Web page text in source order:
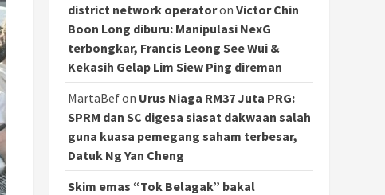
district network operatoron Victor Chin
Boon Long diburu: Manipulasi NexG
terbongkar, Francis Leong See Wui &
Kekasih Gelap Lim Siew Ping direman
MartaBefon Urus Niaga RM37 Juta PRG:
SPRM dan SC digesa siasat dakwaan salah
guna kuasa pemegang saham terbesar,
Datuk Ng Yan Cheng
Skim emas “Tok Belagak” bakal